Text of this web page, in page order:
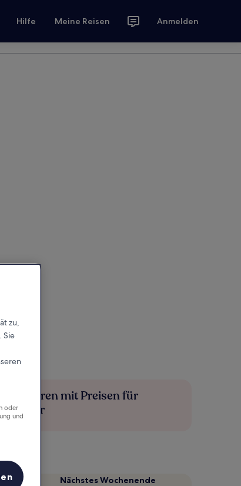
Hilfe Meine Reisen Anmelden
sparen mit Preisen für
Nächstes Wochenende
zu,
Sie
oder
und